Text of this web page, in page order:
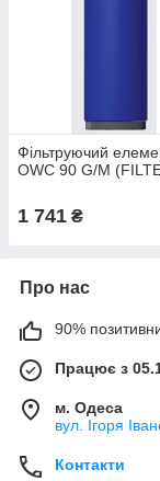
Фільтруючий
OWC 90 G/M
1 741 ₴
Про нас
90%
Працює з
м. Одеса
вул. Ігоря
Контакти